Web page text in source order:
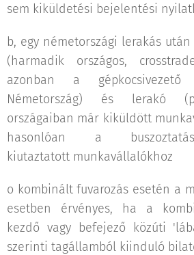
sem kiküldetési bejelentési
b, egy németországi lerakás
(harmadik országos,
azonban a
Németország) és lerakó
országaiban már kiküldött
hasonlóan a
kiutaztatott munkavállalókhoz
o kombinált fuvarozás esetén a
esetben érvényes, ha a
kezdő vagy befejező közúti
szerinti tagállamból kiinduló